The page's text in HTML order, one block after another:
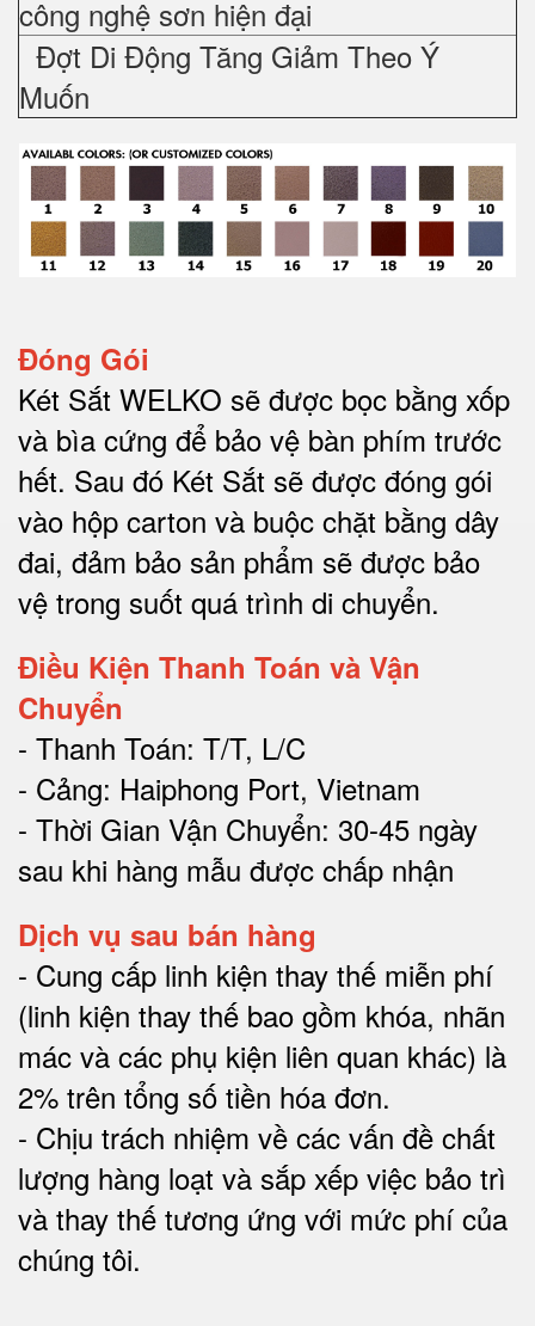
công nghệ sơn hiện đại
Đợt Di Động Tăng Giảm Theo Ý
Muốn
Đóng Gói
Két Sắt WELKO sẽ được bọc bằng xốp
và bìa cứng để bảo vệ bàn phím trước
hết. Sau đó Két Sắt sẽ được đóng gói
vào hộp carton và buộc chặt bằng dây
đai, đảm bảo sản phẩm sẽ được bảo
vệ trong suốt quá trình di chuyển.
Điều Kiện Thanh Toán và Vận
Chuyển
- Thanh Toán: T/T, L/C
- Cảng: Haiphong Port, Vietnam
- Thời Gian Vận Chuyển: 30-45 ngày
sau khi hàng mẫu được chấp nhận
Dịch vụ sau bán hàng
- Cung cấp linh kiện thay thế miễn phí
(linh kiện thay thế bao gồm khóa, nhãn
mác và các phụ kiện liên quan khác) là
2% trên tổng số tiền hóa đơn.
- Chịu trách nhiệm về các vấn đề chất
lượng hàng loạt và sắp xếp việc bảo trì
và thay thế tương ứng với mức phí của
chúng tôi.